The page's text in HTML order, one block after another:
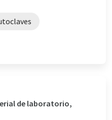
de laboratorio,